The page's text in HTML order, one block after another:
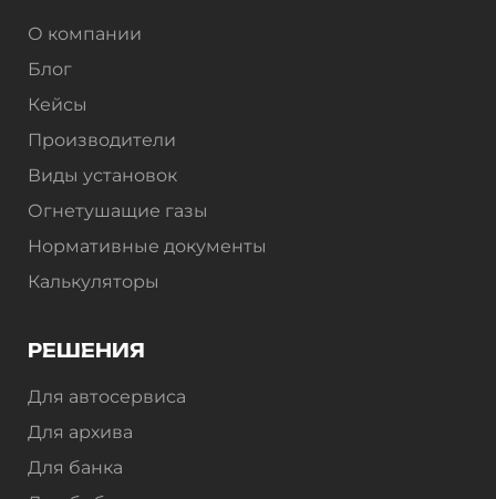
О компании
Блог
Кейсы
Производители
Виды установок
Огнетушащие газы
Нормативные документы
Калькуляторы
РЕШЕНИЯ
Для автосервиса
Для архива
Для банка